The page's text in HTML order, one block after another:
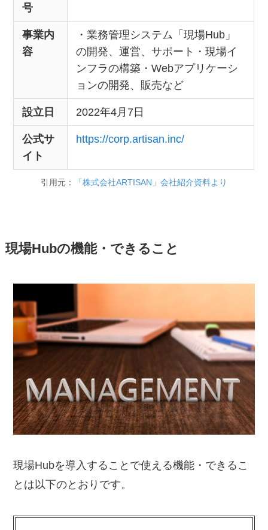
号
事業内
容
・業務管理システム「現場Hub」
の開発、運営、サポート・現場イ
ンフラの構築・Webアプリケーシ
ョンの開発、販売など
設立日 2022年4月7日
公式サ
イト
https://corp.artisan.inc/
引用元： 「株式会社ARTISAN」会社紹介資料より
現場Hubの機能・できること
現場Hubを導入することで使える機能・できるこ
とは以下のとおりです。